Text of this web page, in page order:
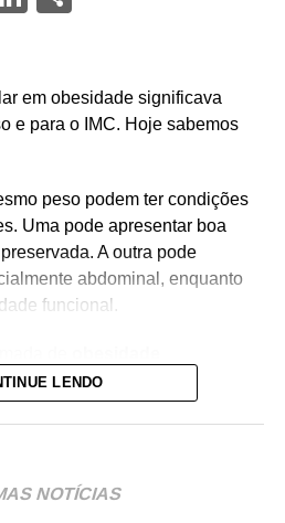
em obesidade significava
e para o IMC. Hoje sabemos
peso podem ter condições
Uma pode apresentar boa
A outra pode
abdominal, enquanto
funcional.
importantes: excesso de
o risco de fragilidade,
LENDO
NOTÍCIAS